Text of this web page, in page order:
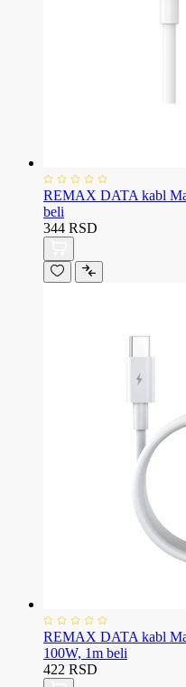
REMAX DATA kabl
beli
344 RSD
REMAX DATA kabl
100W, 1m beli
422 RSD